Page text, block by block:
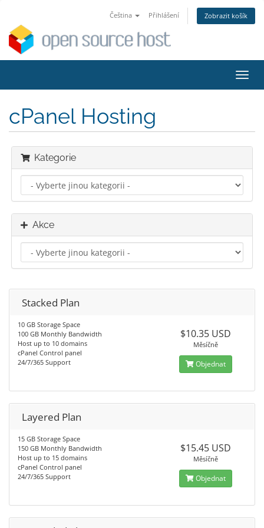
Čeština Přihlášení Zobrazit košík
cPanel Hosting
Kategorie
Akce
Stacked Plan
10 GB Storage Space
100 GB Monthly Bandwidth
Host up to 10 domains
cPanel Control panel
24/7/365 Support
$10.35 USD
Měsíčně
Objednat
Layered Plan
15 GB Storage Space
150 GB Monthly Bandwidth
Host up to 15 domains
cPanel Control panel
24/7/365 Support
$15.45 USD
Měsíčně
Objednat